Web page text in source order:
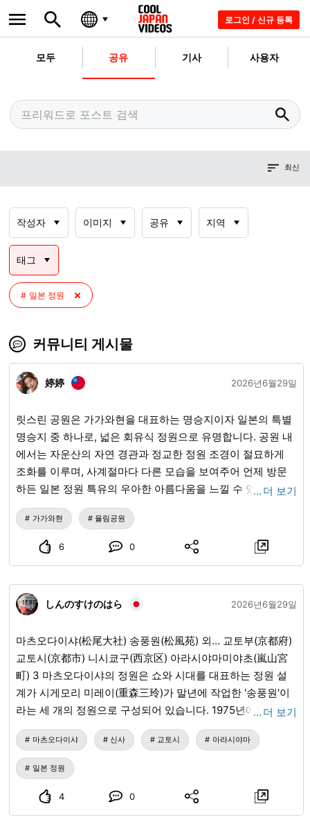
로그인 / 신규 등록
모두 공유 기사 사용자
최신
작성자 이미지 공유 지역
태그
일본 정원
커뮤니티 게시물
婷婷 2026년6월29일
릿스린 공원은 가가와현을 대표하는 명승지이자 일본의 특별
명승지 중 하나로, 넓은 회유식 정원으로 유명합니다. 공원 내
에서는 자운산의 자연 경관과 정교한 정원 조경이 절묘하게
조화를 이루며, 사계절마다 다른 모습을 보여주어 언제 방문
하든 일본 정원 특유의 우아한 아름다움을 느낄 수 있습니다.
공원 내 산책로를 따라 걸으며 먼저 비래봉에 올라 난호, 푸른
소나무 숲, 그리고 멀리 보이는 자운산을 한눈에 담았습니다.
눈앞에 펼쳐진 풍경은 마치 한 폭의 산수화처럼 펼쳐졌고, 산
들바람이 살랑이고 수면이 잔물결을 이루는 모습에 절로 발걸
히 음미하게 되었습니다. 이어서 호숫가에 있는 掬月亭(국월
정)에 들러 고풍스럽고 우아한 찻집에서 말차와 화과자를 주
하면서도 달콤한 말차와 섬세하고 달콤한 화과자를 맛보는 동
안 시간마저 느려지는 듯했습니다. 서두를 필요 없는 일정 속
에 새소리, 산들바람, 그리고 연못 물소리만이 함께하며, 사람
들은 완전히 고요한 분위기에 흠뻑 빠져들었습니다. 릿스린
공원의 매력은 단순히 정성껏 가꾼 경관뿐만 아니라, 심신을
편안하게 하고 계절의 흐름을 조용히 느낄 수 있게 해주는 여
유로운 분위기에도 있습니다. 掬月亭(국월정)에서 차를 마시
며 경치를 감상했던 시간이 지금도 깊은 여운으로 남아 있습
니다.
… 더 보기
가가와현 율림공원
6 0
しんのすけのはら 2026년6월29일
마츠오다이샤(松尾大社) 송풍원(松風苑) 외… 교토부(京都府)
교토시(京都市) 니시쿄구(西京区) 아라시야마미야초(嵐山宮
町) 3 마츠오다이샤의 정원은 쇼와 시대를 대표하는 정원 설
계가 시게모리 미레이(重森三玲)가 말년에 작업한 '송풍원'이
라는 세 개의 정원으로 구성되어 있습니다. 1975년에 완성된
비교적 새로운 정원으로, 전통적인 가레산스이(枯山水)에 현
대적인 감각을 접목한 것이 특징입니다. 곡수의 정원(曲水の
庭) 헤이안 시대의 왕조 문화, 세례천의 흐름과 돌로 우아한 세
계를 표현 상고의 정원(上古の庭) 신화적이고 태고의 세계, 커
다란 돌담과 소박한 경관 봉래의 정원(蓬莱の庭) 불로장수의
이상향, 거북섬·학섬과 같은 상징적인 돌 배치
… 더 보기
마츠오다이샤 신사 교토시 아라시야마
일본 정원
4 0